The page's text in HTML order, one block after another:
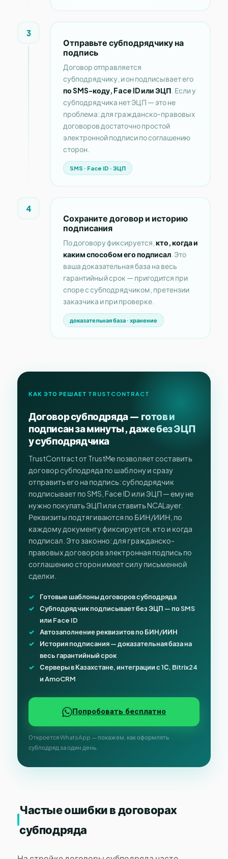
3
Отправьте субподрядчику на
подпись
Договор отправляется
субподрядчику, и он подписывает его
по SMS-коду, Face ID или ЭЦП . Если у
субподрядчика нет ЭЦП — это не
проблема: для гражданско-правовых
договоров достаточно простой
электронной подписи по соглашению
сторон.
SMS · Face ID · ЭЦП
4
Сохраните договор и историю
подписания
По договору фиксируется, кто, когда и
каким способом его подписал. Это
ваша доказательная база на весь
гарантийный срок — пригодится при
споре с субподрядчиком, претензии
заказчика и при проверке.
доказательная база · хранение
КАК ЭТО РЕШАЕТ TRUSTCONTRACT
Договор субподряда — готов и
подписан за минуты, даже без ЭЦП
у субподрядчика
TrustContract от TrustMe позволяет составить
договор субподряда по шаблону и сразу
отправить его на подпись: субподрядчик
подписывает по SMS, Face ID или ЭЦП — ему не
нужно покупать ЭЦП или ставить NCALayer.
Реквизиты подтягиваются по БИН/ИИН, по
каждому документу фиксируется, кто и когда
подписал. Это законно: для гражданско-
правовых договоров электронная подпись по
соглашению сторон имеет силу письменной
сделки.
Готовые шаблоны договоров субподряда
Субподрядчик подписывает без ЭЦП — по SMS
или Face ID
Автозаполнение реквизитов по БИН/ИИН
История подписания — доказательная база на
весь гарантийный срок
Серверы в Казахстане, интеграции с 1С, Bitrix24
и AmoCRM
Попробовать бесплатно
Откроется WhatsApp — покажем, как оформлять
субподряд за один день.
Частые ошибки в договорах
субподряда